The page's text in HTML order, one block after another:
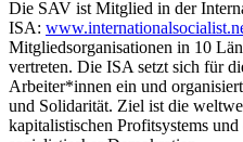
Die SAV ist Mitglied in der
ISA:
Mitgliedsorganisationen in 10
vertreten. Die ISA setzt sich für
Arbeiter*innen ein und
und Solidarität. Ziel ist die
kapitalistischen Profitsystems